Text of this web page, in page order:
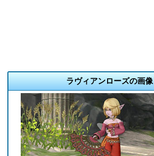
ラヴィアンローズの画像